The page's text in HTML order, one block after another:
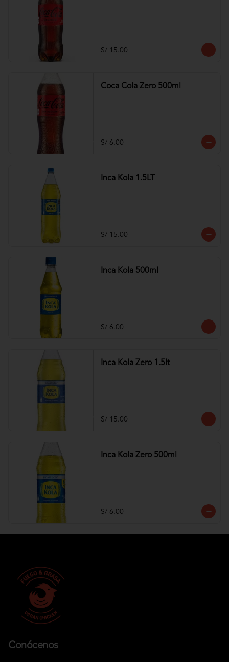
S/ 15.00
Coca Cola Zero 500ml
S/ 6.00
Inca Kola 1.5LT
S/ 15.00
Inca Kola 500ml
S/ 6.00
Inca Kola Zero 1.5lt
S/ 15.00
Inca Kola Zero 500ml
S/ 6.00
Conócenos